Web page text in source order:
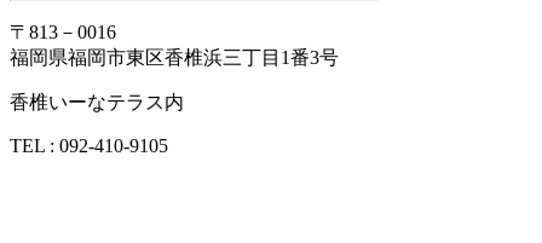
〒813－0016
福岡県福岡市東区香椎浜三丁目1番3号
香椎いーなテラス内
TEL : 092-410-9105